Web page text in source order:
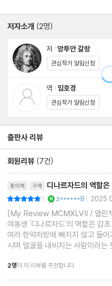
『천일야화』의 정수가 자극적인
은 이해와 따스한 연민, 황당무계
와 정의를 갈망하는 아랍 민중이
다는 것을 알게 해 준다. 또한 흥
화를 보다 세밀하게 접할 수 있을 것
저자소개 (2명)
저 : 앙투안 갈랑
관심작가 알림신청
역 : 임호경
관심작가 알림신청
출판사 리뷰
회원리뷰 (7건)
종이책 구매 디나르자드의 역할
| z******8 |
[My Review MCMXLVII / 열린
여동생 '디나르자드'의 역할은 감
여러 한약처방에 빠지지 않고 들
시며 얼굴을 내비치는 사람이라는
과 비슷하게 쓰이곤 한다. 그래서
보다 부정적으로 쓰이긴 하지만,
2명이 이 리뷰를 추천합니다.